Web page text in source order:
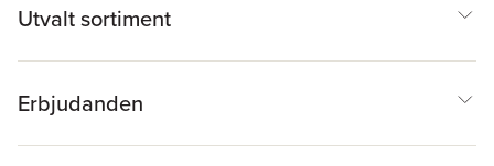
Utvalt sortiment
Erbjudanden